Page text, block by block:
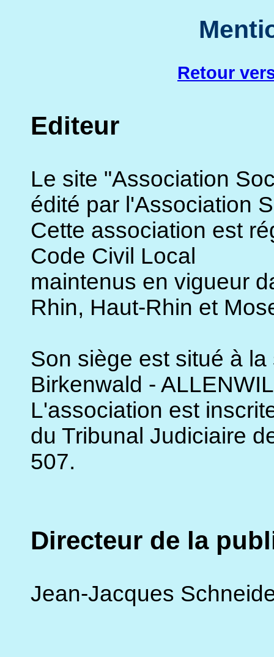
Retour
Editeur
Le site "Association
édité par l'Association
Cette association est
Code Civil Local
maintenus en vigueur
Rhin, Haut-Rhin et
Son siège est situé à
Birkenwald -
L'association est
du Tribunal Judiciaire
507.
Directeur de la
Jean-Jacques